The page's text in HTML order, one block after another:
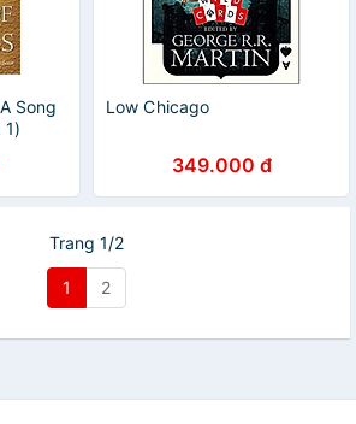
Song
1)
Low Chicago
349.000 đ
Trang 1/2
1 2